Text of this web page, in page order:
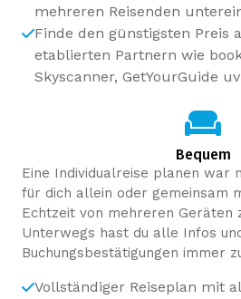
mehreren Reisenden
Finde den günstigsten Preis
etablierten Partnern wie
Skyscanner, GetYourGuide
Bequem
Eine Individualreise planen war
für dich allein oder gemeinsam
Echtzeit von mehreren Geräten
Unterwegs hast du alle Infos
Buchungsbestätigungen immer
Vollständiger Reiseplan mit